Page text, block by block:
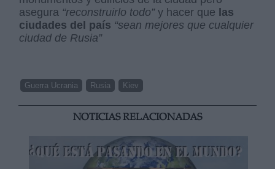
asegura “reconstruirlo todo”y hacer que las
ciudades del país “sean mejores que cualquier
ciudad de Rusia”
Guerra Ucrania Rusia Kiev
NOTICIAS RELACIONADAS